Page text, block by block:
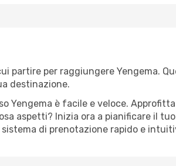
partire per raggiungere Yengema.
destinazione.
Yengema è facile e veloce.
aspetti? Inizia ora a pianificare il
di prenotazione rapido e